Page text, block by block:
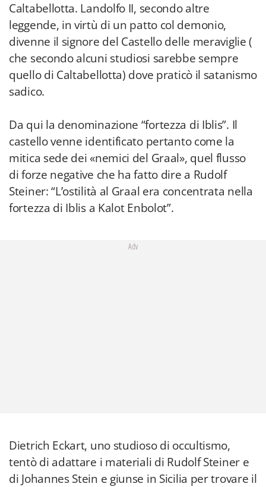
Caltabellotta. Landolfo II, secondo altre
leggende, in virtù di un patto col demonio,
divenne il signore del Castello delle meraviglie (
che secondo alcuni studiosi sarebbe sempre
quello di Caltabellotta) dove praticò il satanismo
sadico.
Da qui la denominazione “fortezza di Iblis”. Il
castello venne identificato pertanto come la
mitica sede dei «nemici del Graal», quel flusso
di forze negative che ha fatto dire a Rudolf
Steiner: “L’ostilità al Graal era concentrata nella
fortezza di Iblis a Kalot Enbolot”.
Adv
Dietrich Eckart, uno studioso di occultismo,
tentò di adattare i materiali di Rudolf Steiner e
di Johannes Stein e giunse in Sicilia per trovare il